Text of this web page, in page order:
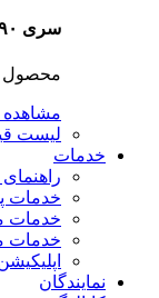
سری ۷۰۹۰
محصول
لیست
خدمات
خدمات
خدمات
خدمات
نمایندگان